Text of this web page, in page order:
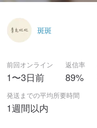
斑斑
前回オンライン
1〜3日前
返信率
89%
発送までの平均所要時間
1週間以内